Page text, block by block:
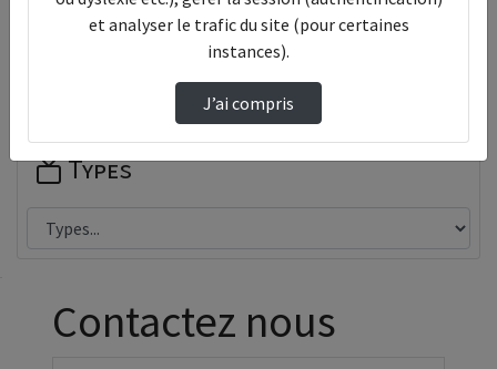
Contactez nous
case si vous
êtes un
Types
et analyser le trafic du site (pour certaines
instances).
J’ai compris